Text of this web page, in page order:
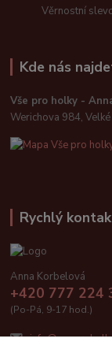
Věrnostní
Kde nás
Vše pro holky -
Werichova 984,
Rychlý
Anna Korbelová
+420 777 224
(Po-Pá, 9-17 hod.)